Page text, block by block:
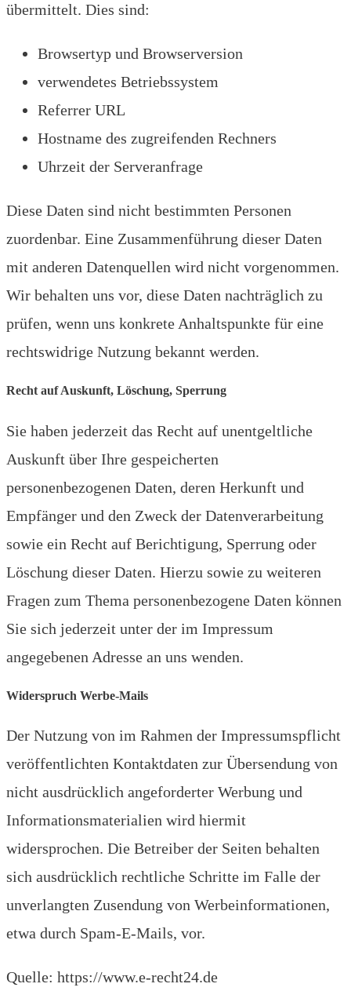
übermittelt. Dies sind:
Browsertyp und Browserversion
verwendetes Betriebssystem
Referrer URL
Hostname des zugreifenden Rechners
Uhrzeit der Serveranfrage
Diese Daten sind nicht bestimmten Personen
zuordenbar. Eine Zusammenführung dieser Daten
mit anderen Datenquellen wird nicht vorgenommen.
Wir behalten uns vor, diese Daten nachträglich zu
prüfen, wenn uns konkrete Anhaltspunkte für eine
rechtswidrige Nutzung bekannt werden.
Recht auf Auskunft, Löschung, Sperrung
Sie haben jederzeit das Recht auf unentgeltliche
Auskunft über Ihre gespeicherten
personenbezogenen Daten, deren Herkunft und
Empfänger und den Zweck der Datenverarbeitung
sowie ein Recht auf Berichtigung, Sperrung oder
Löschung dieser Daten. Hierzu sowie zu weiteren
Fragen zum Thema personenbezogene Daten können
Sie sich jederzeit unter der im Impressum
angegebenen Adresse an uns wenden.
Widerspruch Werbe-Mails
Der Nutzung von im Rahmen der Impressumspflicht
veröffentlichten Kontaktdaten zur Übersendung von
nicht ausdrücklich angeforderter Werbung und
Informationsmaterialien wird hiermit
widersprochen. Die Betreiber der Seiten behalten
sich ausdrücklich rechtliche Schritte im Falle der
unverlangten Zusendung von Werbeinformationen,
etwa durch Spam-E-Mails, vor.
Quelle: https://www.e-recht24.de